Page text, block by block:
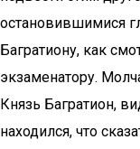
остановившимися
Багратиону, как
экзаменатору.
Князь Багратион,
находился, что